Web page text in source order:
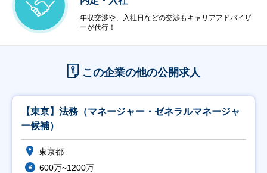
年収交渉や、入社日などの交渉もキャリアアドバイザ
ーが代行！
この企業の他の公開求人
【東京】法務（マネージャー・ゼネラルマネージャ
ー候補）
東京都
600万~1200万